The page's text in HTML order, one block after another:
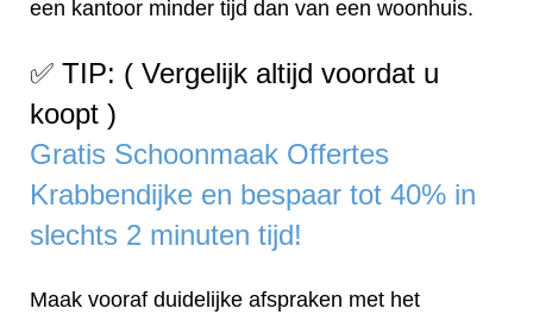
een kantoor minder tijd dan van een woonhuis.
✅ TIP: ( Vergelijk altijd voordat u
koopt )
Gratis Schoonmaak Offertes
Krabbendijke en bespaar tot 40% in
slechts 2 minuten tijd!
Maak vooraf duidelijke afspraken met het